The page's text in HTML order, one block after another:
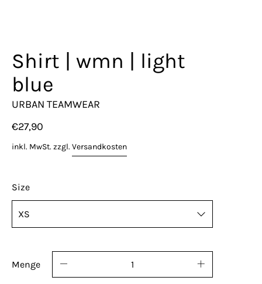
Shirt | wmn | light
blue
URBAN TEAMWEAR
€27,90
inkl. MwSt. zzgl. Versandkosten
Size
Menge